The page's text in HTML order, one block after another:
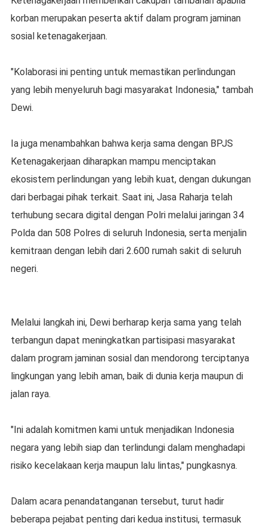
korban merupakan peserta aktif dalam program jaminan
sosial ketenagakerjaan.
"Kolaborasi ini penting untuk memastikan perlindungan
yang lebih menyeluruh bagi masyarakat Indonesia," tambah
Dewi.
Ia juga menambahkan bahwa kerja sama dengan BPJS
Ketenagakerjaan diharapkan mampu menciptakan
ekosistem perlindungan yang lebih kuat, dengan dukungan
dari berbagai pihak terkait. Saat ini, Jasa Raharja telah
terhubung secara digital dengan Polri melalui jaringan 34
Polda dan 508 Polres di seluruh Indonesia, serta menjalin
kemitraan dengan lebih dari 2.600 rumah sakit di seluruh
negeri.
Melalui langkah ini, Dewi berharap kerja sama yang telah
terbangun dapat meningkatkan partisipasi masyarakat
dalam program jaminan sosial dan mendorong terciptanya
lingkungan yang lebih aman, baik di dunia kerja maupun di
jalan raya.
"Ini adalah komitmen kami untuk menjadikan Indonesia
negara yang lebih siap dan terlindungi dalam menghadapi
risiko kecelakaan kerja maupun lalu lintas," pungkasnya.
Dalam acara penandatanganan tersebut, turut hadir
beberapa pejabat penting dari kedua institusi, termasuk